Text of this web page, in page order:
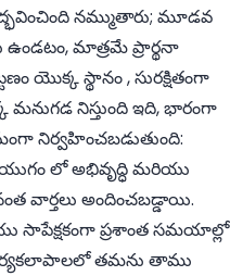
నమ్ముతారు; మూడవ
ఉండటం, మాత్రమే ప్రార్థనా
యొక్క స్థానం , సురక్షితంగా
నిస్తుంది ఇది, భారంగా
నిర్వహించబడుతుంది:
లో అభివృద్ధి మరియు
వార్తలు అందించబడ్డాయి.
ప్రశాంత సమయాల్లో
కార్యకలాపాలలో తమను తాము